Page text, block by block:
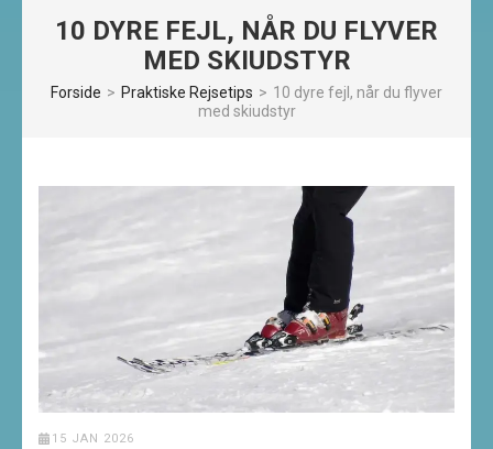
10 DYRE FEJL, NÅR DU FLYVER
MED SKIUDSTYR
Forside > Praktiske Rejsetips > 10 dyre fejl, når du flyver
med skiudstyr
15 JAN 2026